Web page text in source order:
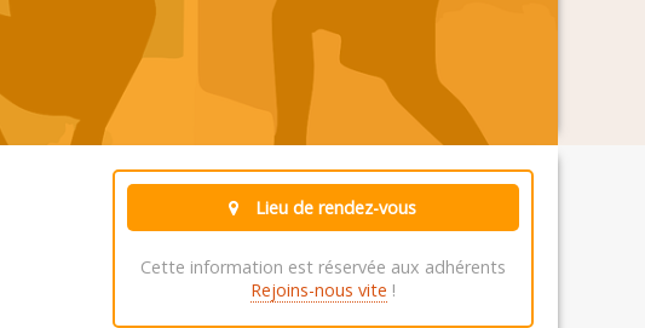
Lieu de rendez-vous
Cette information est réservée aux adhérents
Rejoins-nous vite !